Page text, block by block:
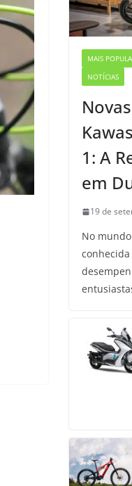
MAIS
NOTÍCIAS
1: A
em
19 de
No